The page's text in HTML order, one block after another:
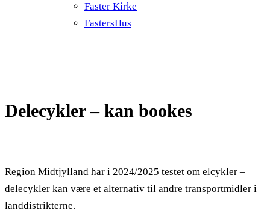
Faster Kirke
FastersHus
Delecykler – kan bookes
Region Midtjylland har i 2024/2025 testet om elcykler –
delecykler kan være et alternativ til andre transportmidler i
landdistrikterne.